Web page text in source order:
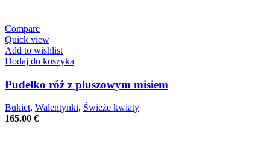
Compare
Quick view
Add to wishlist
Dodaj do koszyka
Pudełko róż z pluszowym misiem
Bukiet, Walentynki, Świeże kwiaty
165.00 €